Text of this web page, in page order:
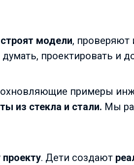
строят модели, проверяют
думать, проектировать и
примеры
из стекла и стали. Мы
. Дети создают